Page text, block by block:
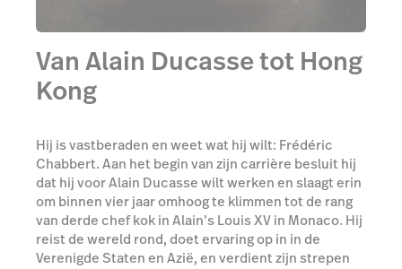
Van Alain Ducasse tot Hong
Kong
Hij is vastberaden en weet wat hij wilt: Frédéric
Chabbert. Aan het begin van zijn carrière besluit hij
dat hij voor Alain Ducasse wilt werken en slaagt erin
om binnen vier jaar omhoog te klimmen tot de rang
van derde chef kok in Alain’s Louis XV in Monaco. Hij
reist de wereld rond, doet ervaring op in in de
Verenigde Staten en Azië, en verdient zijn strepen